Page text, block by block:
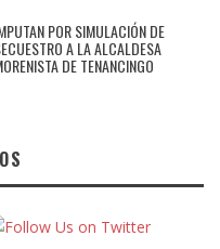
POR SIMULACIÓN DE
A LA ALCALDESA
DE TENANCINGO